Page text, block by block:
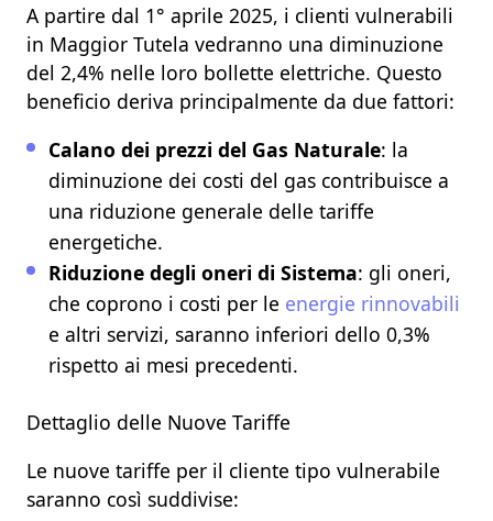
A partire dal 1° aprile 2025, i clienti vulnerabili
in Maggior Tutela vedranno una diminuzione
del 2,4% nelle loro bollette elettriche. Questo
beneficio deriva principalmente da due fattori:​
Calano dei prezzi del Gas Naturale: la
diminuzione dei costi del gas contribuisce a
una riduzione generale delle tariffe
energetiche.​
Riduzione degli oneri di Sistema: gli oneri,
che coprono i costi per le energie rinnovabili
e altri servizi, saranno inferiori dello 0,3%
rispetto ai mesi precedenti.​
Dettaglio delle Nuove Tariffe
Le nuove tariffe per il cliente tipo vulnerabile
saranno così suddivise:​ ​